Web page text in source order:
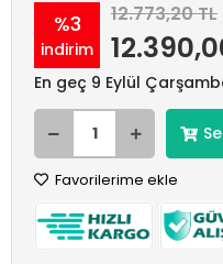
%3
indirim
12.773,20 TL
En geç 9 Eylül
Favorilerime ekle